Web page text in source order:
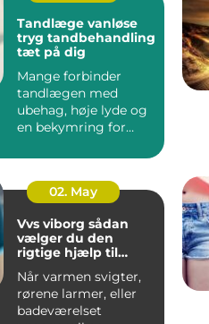
Tandlæge vanløse
tryg tandbehandling
tæt på dig
Mange forbinder
tandlægen med
ubehag, høje lyde og
en bekymring for
spiller reg...
02. May
Vvs viborg sådan
vælger du den
rigtige hjælp til
Når varmen svigter,
rørene larmer, eller
badeværelset